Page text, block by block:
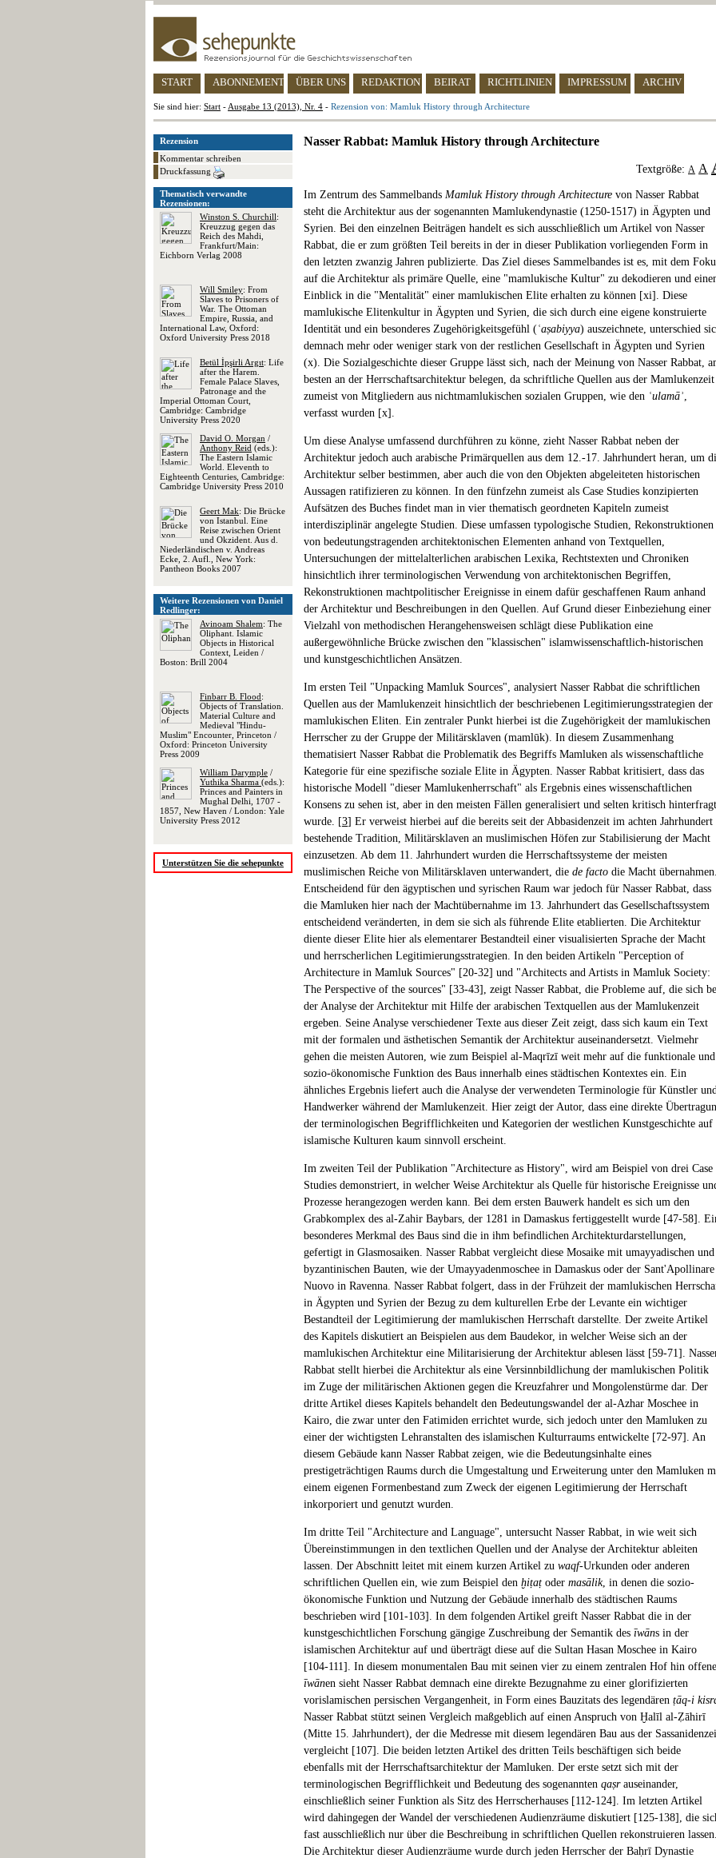
START ABONNEMENT ÜBER UNS REDAKTION BEIRAT RICHTLINIEN IMPRESSUM ARCHIV
Sie sind hier: Start - Ausgabe 13 (2013), Nr. 4 - Rezension von: Mamluk History through Architecture
Rezension
Kommentar schreiben
Druckfassung
Thematisch verwandte
Rezensionen:
Winston S. Churchill:
Kreuzzug gegen das
Reich des Mahdi,
Frankfurt/Main:
Eichborn Verlag 2008
Will Smiley: From
Slaves to Prisoners of
War. The Ottoman
Empire, Russia, and
International Law, Oxford:
Oxford University Press 2018
Betül İpşirli Argιt: Life
after the Harem.
Female Palace Slaves,
Patronage and the
Imperial Ottoman Court,
Cambridge: Cambridge
University Press 2020
David O. Morgan /
Anthony Reid (eds.):
The Eastern Islamic
World. Eleventh to
Eighteenth Centuries, Cambridge:
Cambridge University Press 2010
Geert Mak: Die Brücke
von Istanbul. Eine
Reise zwischen Orient
und Okzident. Aus d.
Niederländischen v. Andreas
Ecke, 2. Aufl., New York:
Pantheon Books 2007
Weitere Rezensionen von Daniel
Redlinger:
Avinoam Shalem: The
Oliphant. Islamic
Objects in Historical
Context, Leiden /
Boston: Brill 2004
Finbarr B. Flood:
Objects of Translation.
Material Culture and
Medieval "Hindu-
Muslim" Encounter, Princeton /
Oxford: Princeton University
Press 2009
William Darymple /
Yuthika Sharma (eds.):
Princes and Painters in
Mughal Delhi, 1707 -
1857, New Haven / London: Yale
University Press 2012
Unterstützen Sie die sehepunkte
Nasser Rabbat: Mamluk History through Architecture
Textgröße: A A
Im Zentrum des Sammelbands Mamluk History through Architecture von Nasser Rabbat
steht die Architektur aus der sogenannten Mamlukendynastie (1250-1517) in Ägypten und
Syrien. Bei den einzelnen Beiträgen handelt es sich ausschließlich um Artikel von Nasser
Rabbat, die er zum größten Teil bereits in der in dieser Publikation vorliegenden Form in
den letzten zwanzig Jahren publizierte. Das Ziel dieses Sammelbandes ist es, mit dem
auf die Architektur als primäre Quelle, eine "mamlukische Kultur" zu dekodieren und
Einblick in die "Mentalität" einer mamlukischen Elite erhalten zu können [xi]. Diese
mamlukische Elitenkultur in Ägypten und Syrien, die sich durch eine eigene konstruierte
Identität und ein besonderes Zugehörigkeitsgefühl (ʿaṣabiyya) auszeichnete, unterschied
demnach mehr oder weniger stark von der restlichen Gesellschaft in Ägypten und Syrien
(x). Die Sozialgeschichte dieser Gruppe lässt sich, nach der Meinung von Nasser Rabbat,
besten an der Herrschaftsarchitektur belegen, da schriftliche Quellen aus der Mamlukenzeit
zumeist von Mitgliedern aus nichtmamlukischen sozialen Gruppen, wie den ʿulamāʾ,
verfasst wurden [x].
Um diese Analyse umfassend durchführen zu könne, zieht Nasser Rabbat neben der
Architektur jedoch auch arabische Primärquellen aus dem 12.-17. Jahrhundert heran, um
Architektur selber bestimmen, aber auch die von den Objekten abgeleiteten historischen
Aussagen ratifizieren zu können. In den fünfzehn zumeist als Case Studies konzipierten
Aufsätzen des Buches findet man in vier thematisch geordneten Kapiteln zumeist
interdisziplinär angelegte Studien. Diese umfassen typologische Studien, Rekonstruktionen
von bedeutungstragenden architektonischen Elementen anhand von Textquellen,
Untersuchungen der mittelalterlichen arabischen Lexika, Rechtstexten und Chroniken
hinsichtlich ihrer terminologischen Verwendung von architektonischen Begriffen,
Rekonstruktionen machtpolitischer Ereignisse in einem dafür geschaffenen Raum anhand
der Architektur und Beschreibungen in den Quellen. Auf Grund dieser Einbeziehung einer
Vielzahl von methodischen Herangehensweisen schlägt diese Publikation eine
außergewöhnliche Brücke zwischen den "klassischen" islamwissenschaftlich-historischen
und kunstgeschichtlichen Ansätzen.
Im ersten Teil "Unpacking Mamluk Sources", analysiert Nasser Rabbat die schriftlichen
Quellen aus der Mamlukenzeit hinsichtlich der beschriebenen Legitimierungsstrategien der
mamlukischen Eliten. Ein zentraler Punkt hierbei ist die Zugehörigkeit der mamlukischen
Herrscher zu der Gruppe der Militärsklaven (mamlūk). In diesem Zusammenhang
thematisiert Nasser Rabbat die Problematik des Begriffs Mamluken als wissenschaftliche
Kategorie für eine spezifische soziale Elite in Ägypten. Nasser Rabbat kritisiert, dass das
historische Modell "dieser Mamlukenherrschaft" als Ergebnis eines wissenschaftlichen
Konsens zu sehen ist, aber in den meisten Fällen generalisiert und selten kritisch hinterfragt
wurde. [3] Er verweist hierbei auf die bereits seit der Abbasidenzeit im achten Jahrhundert
bestehende Tradition, Militärsklaven an muslimischen Höfen zur Stabilisierung der Macht
einzusetzen. Ab dem 11. Jahrhundert wurden die Herrschaftssysteme der meisten
muslimischen Reiche von Militärsklaven unterwandert, die de facto die Macht übernahmen.
Entscheidend für den ägyptischen und syrischen Raum war jedoch für Nasser Rabbat, dass
die Mamluken hier nach der Machtübernahme im 13. Jahrhundert das Gesellschaftssystem
entscheidend veränderten, in dem sie sich als führende Elite etablierten. Die Architektur
diente dieser Elite hier als elementarer Bestandteil einer visualisierten Sprache der Macht
und herrscherlichen Legitimierungsstrategien. In den beiden Artikeln "Perception of
Architecture in Mamluk Sources" [20-32] und "Architects and Artists in Mamluk Society:
The Perspective of the sources" [33-43], zeigt Nasser Rabbat, die Probleme auf, die sich
der Analyse der Architektur mit Hilfe der arabischen Textquellen aus der Mamlukenzeit
ergeben. Seine Analyse verschiedener Texte aus dieser Zeit zeigt, dass sich kaum ein Text
mit der formalen und ästhetischen Semantik der Architektur auseinandersetzt. Vielmehr
gehen die meisten Autoren, wie zum Beispiel al-Maqrīzī weit mehr auf die funktionale und
sozio-ökonomische Funktion des Baus innerhalb eines städtischen Kontextes ein. Ein
ähnliches Ergebnis liefert auch die Analyse der verwendeten Terminologie für Künstler
Handwerker während der Mamlukenzeit. Hier zeigt der Autor, dass eine direkte
der terminologischen Begrifflichkeiten und Kategorien der westlichen Kunstgeschichte auf
islamische Kulturen kaum sinnvoll erscheint.
Im zweiten Teil der Publikation "Architecture as History", wird am Beispiel von drei Case
Studies demonstriert, in welcher Weise Architektur als Quelle für historische Ereignisse
Prozesse herangezogen werden kann. Bei dem ersten Bauwerk handelt es sich um den
Grabkomplex des al-Zahir Baybars, der 1281 in Damaskus fertiggestellt wurde [47-58].
besonderes Merkmal des Baus sind die in ihm befindlichen Architekturdarstellungen,
gefertigt in Glasmosaiken. Nasser Rabbat vergleicht diese Mosaike mit umayyadischen und
byzantinischen Bauten, wie der Umayyadenmoschee in Damaskus oder der Sant'Apollinare
Nuovo in Ravenna. Nasser Rabbat folgert, dass in der Frühzeit der mamlukischen
in Ägypten und Syrien der Bezug zu dem kulturellen Erbe der Levante ein wichtiger
Bestandteil der Legitimierung der mamlukischen Herrschaft darstellte. Der zweite Artikel
des Kapitels diskutiert an Beispielen aus dem Baudekor, in welcher Weise sich an der
mamlukischen Architektur eine Militarisierung der Architektur ablesen lässt [59-71].
Rabbat stellt hierbei die Architektur als eine Versinnbildlichung der mamlukischen Politik
im Zuge der militärischen Aktionen gegen die Kreuzfahrer und Mongolenstürme dar. Der
dritte Artikel dieses Kapitels behandelt den Bedeutungswandel der al-Azhar Moschee in
Kairo, die zwar unter den Fatimiden errichtet wurde, sich jedoch unter den Mamluken zu
einer der wichtigsten Lehranstalten des islamischen Kulturraums entwickelte [72-97]. An
diesem Gebäude kann Nasser Rabbat zeigen, wie die Bedeutungsinhalte eines
prestigeträchtigen Raums durch die Umgestaltung und Erweiterung unter den Mamluken
einem eigenen Formenbestand zum Zweck der eigenen Legitimierung der Herrschaft
inkorporiert und genutzt wurden.
Im dritte Teil "Architecture and Language", untersucht Nasser Rabbat, in wie weit sich
Übereinstimmungen in den textlichen Quellen und der Analyse der Architektur ableiten
lassen. Der Abschnitt leitet mit einem kurzen Artikel zu waqf-Urkunden oder anderen
schriftlichen Quellen ein, wie zum Beispiel den ḫiṭaṭ oder masālik, in denen die sozio-
ökonomische Funktion und Nutzung der Gebäude innerhalb des städtischen Raums
beschrieben wird [101-103]. In dem folgenden Artikel greift Nasser Rabbat die in der
kunstgeschichtlichen Forschung gängige Zuschreibung der Semantik des īwāns in der
islamischen Architektur auf und überträgt diese auf die Sultan Hasan Moschee in Kairo
[104-111]. In diesem monumentalen Bau mit seinen vier zu einem zentralen Hof hin
īwānen sieht Nasser Rabbat demnach eine direkte Bezugnahme zu einer glorifizierten
vorislamischen persischen Vergangenheit, in Form eines Bauzitats des legendären ṭāq-i
Nasser Rabbat stützt seinen Vergleich maßgeblich auf einen Anspruch von Ḫalīl al-Ẓāhirī
(Mitte 15. Jahrhundert), der die Medresse mit diesem legendären Bau aus der
vergleicht [107]. Die beiden letzten Artikel des dritten Teils beschäftigen sich beide
ebenfalls mit der Herrschaftsarchitektur der Mamluken. Der erste setzt sich mit der
terminologischen Begrifflichkeit und Bedeutung des sogenannten qaṣrauseinander,
einschließlich seiner Funktion als Sitz des Herrscherhauses [112-124]. Im letzten Artikel
wird dahingegen der Wandel der verschiedenen Audienzräume diskutiert [125-138], die
fast ausschließlich nur über die Beschreibung in schriftlichen Quellen rekonstruieren lassen.
Die Architektur dieser Audienzräume wurde durch jeden Herrscher der Baḥrī Dynastie